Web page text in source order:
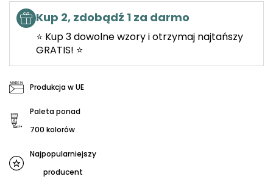
Kup 2, zdobądź 1 za darmo
⭐ Kup 3 dowolne wzory i otrzymaj najtańszy
GRATIS! ⭐
Produkcja w UE
Paleta ponad
700 kolorów
Najpopularniejszy
producent